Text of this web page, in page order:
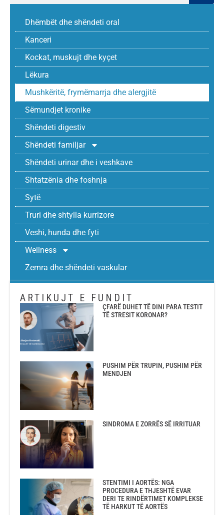
Dhëmbët dhe shëndeti oral
Kanceri
Kockat, muskujt dhe kyçet
Lëkura
Mushkëritë, frymëmarrja dhe alergjitë
Sëmundjet kronike
Shëndeti digestiv
Shëndeti familjar
Shëndeti urinar dhe i veshkave
Shtatzënia dhe foshnja
Sytë
Truri dhe shtylla kurrizore
Veshi, hunda dhe fyti
Wellness
Zemra dhe shëndeti vaskular
ARTIKUJT E FUNDIT
ÇFARË DUHET TË DINI PARA TESTIT
TË STRESIT KORONAR?
PUSHIM PËR TRUPIN, PUSHIM PËR
MENDJEN
SINDROMA E ZORRËS SË IRRITUAR
STENTIMI I AORTËS: NGA
PROCEDURA E THJESHTË EVAR
DERI TE RINDËRTIMET KOMPLEKSE
TË HARKUT TË AORTËS